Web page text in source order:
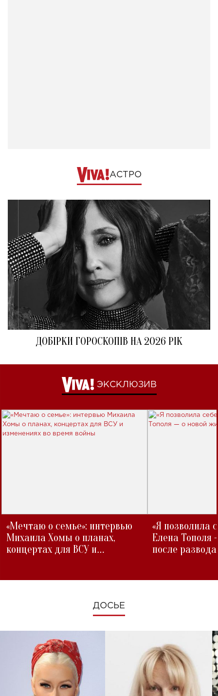
АСТРО
ДОБІРКИ ГОРОСКОПІВ НА 2026 РІК
ЭКСКЛЮЗИВ
«Мечтаю о семье»: интервью
Михаила Хомы о планах,
концертах для ВСУ и
«Я позволила
Елена Тополя
после развода
ДОСЬЕ